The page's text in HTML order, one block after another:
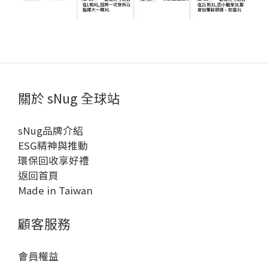
關於 sNug 全球站
sNug品牌介紹
ESG精神與推動
環保回收享好禮
返回首頁
Made in Taiwan
顧客服務
會員權益